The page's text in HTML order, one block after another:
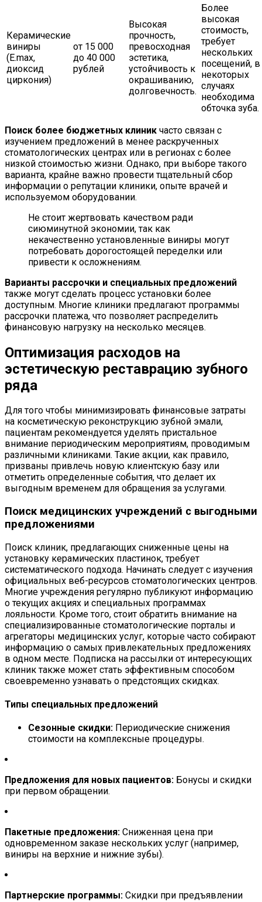
Керамические
виниры
(E.max,
диоксид
циркония)
от 15 000
до 40 000
рублей
Высокая
прочность,
превосходная
эстетика,
устойчивость к
окрашиванию,
долговечность.
Более
высокая
стоимость,
требует
нескольких
посещений, в
некоторых
случаях
необходима
обточка зуба.
Поиск более бюджетных клиник часто связан с
изучением предложений в менее раскрученных
стоматологических центрах или в регионах с более
низкой стоимостью жизни. Однако, при выборе такого
варианта, крайне важно провести тщательный сбор
информации о репутации клиники, опыте врачей и
используемом оборудовании.
Не стоит жертвовать качеством ради
сиюминутной экономии, так как
некачественно установленные виниры могут
потребовать дорогостоящей переделки или
привести к осложнениям.
Варианты рассрочки и специальных предложений
также могут сделать процесс установки более
доступным. Многие клиники предлагают программы
рассрочки платежа, что позволяет распределить
финансовую нагрузку на несколько месяцев.
Оптимизация расходов на
эстетическую реставрацию зубного
ряда
Для того чтобы минимизировать финансовые затраты
на косметическую реконструкцию зубной эмали,
пациентам рекомендуется уделять пристальное
внимание периодическим мероприятиям, проводимым
различными клиниками. Такие акции, как правило,
призваны привлечь новую клиентскую базу или
отметить определенные события, что делает их
выгодным временем для обращения за услугами.
Поиск медицинских учреждений с выгодными
предложениями
Поиск клиник, предлагающих сниженные цены на
установку керамических пластинок, требует
систематического подхода. Начинать следует с изучения
официальных веб-ресурсов стоматологических центров.
Многие учреждения регулярно публикуют информацию
о текущих акциях и специальных программах
лояльности. Кроме того, стоит обратить внимание на
специализированные стоматологические порталы и
агрегаторы медицинских услуг, которые часто собирают
информацию о самых привлекательных предложениях
в одном месте. Подписка на рассылки от интересующих
клиник также может стать эффективным способом
своевременно узнавать о предстоящих скидках.
Типы специальных предложений
Сезонные скидки: Периодические снижения
стоимости на комплексные процедуры.
Предложения для новых пациентов: Бонусы и скидки
при первом обращении.
Пакетные предложения: Сниженная цена при
одновременном заказе нескольких услуг (например,
виниры на верхние и нижние зубы).
Партнерские программы: Скидки при предъявлении